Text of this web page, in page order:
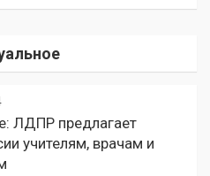
ЛДПР предлагает
учителям, врачам и